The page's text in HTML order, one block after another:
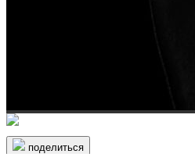
поделиться